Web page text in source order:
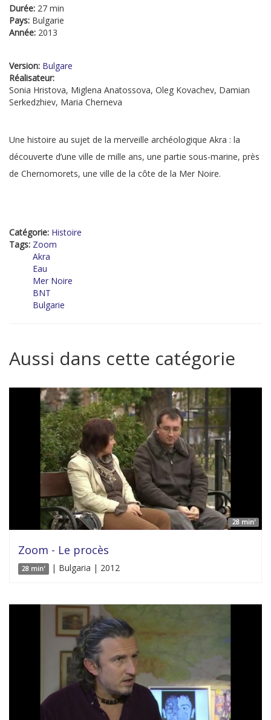
Durée: 27 min
Pays: Bulgarie
Année: 2013
Version: Bulgare
Réalisateur:
Sonia Hristova, Miglena Anatossova, Oleg Kovachev, Damian
Serkedzhiev, Maria Cherneva
Une histoire au sujet de la merveille archéologique Akra : la
découverte d’une ville de mille ans, une partie sous-marine, près
de Chernomorets, une ville de la côte de la Mer Noire.
Catégorie: Histoire
Tags: Zoom
Akra
Eau
Mer Noire
BNT
Bulgarie
Aussi dans cette catégorie
28 min'
Zoom - Le procès
28 min' | Bulgaria | 2012